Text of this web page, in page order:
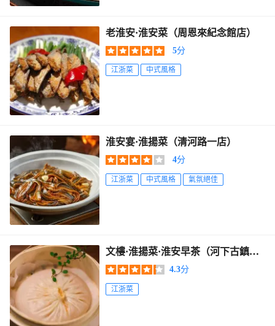
老淮安·淮安菜（周恩來紀念館店）
5分
江浙菜 中式風格
淮安宴·淮揚菜（清河路一店）
4分
江浙菜 中式風格 氣氛絕佳
文樓·淮揚菜·淮安早茶（河下古鎮
店）
4.3分
江浙菜